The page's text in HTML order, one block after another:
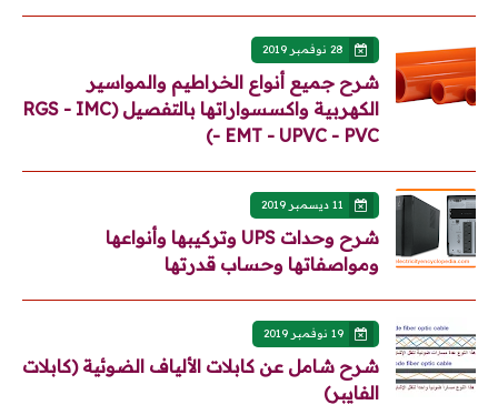
28 نوفمبر 2019
شرح جميع أنواع الخراطيم والمواسير
الكهربية واكسسواراتها بالتفصيل (RGS - IMC
- EMT - UPVC - PVC)
11 ديسمبر 2019
شرح وحدات UPS وتركيبها وأنواعها
ومواصفاتها وحساب قدرتها
19 نوفمبر 2019
شرح شامل عن كابلات الألياف الضوئية (كابلات
الفايبر)